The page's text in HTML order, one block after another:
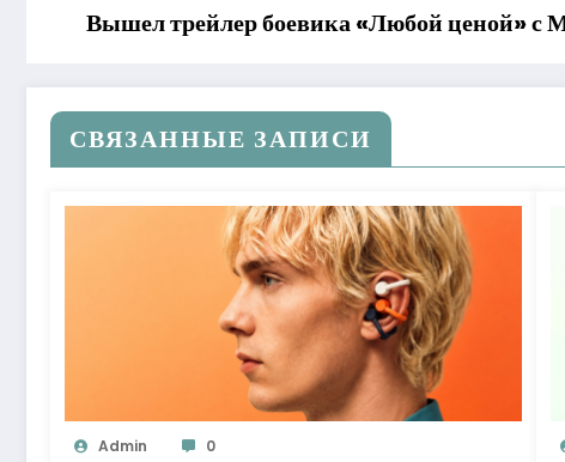
Вышел трейлер боевика «Любой ценой» с
СВЯЗАННЫЕ ЗАПИСИ
Admin 0